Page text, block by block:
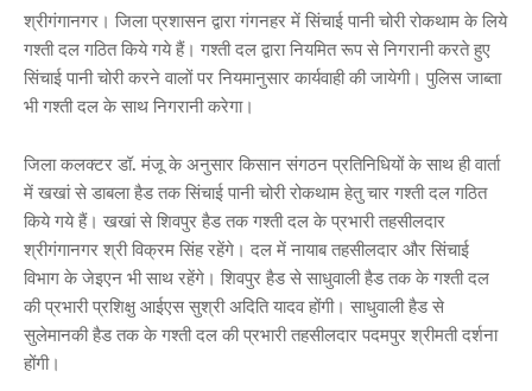
श्रीगंगानगर। जिला प्रशासन द्वारा गंगनहर में सिंचाई पानी चोरी रोकथाम के लिये
गश्ती दल गठित किये गये हैं। गश्ती दल द्वारा नियमित रूप से निगरानी करते हुए
सिंचाई पानी चोरी करने वालों पर नियमानुसार कार्यवाही की जायेगी। पुलिस जाब्ता
भी गश्ती दल के साथ निगरानी करेगा।
जिला कलक्टर डॉ. मंजू के अनुसार किसान संगठन प्रतिनिधियों के साथ ही वार्ता
में खखां से डाबला हैड तक सिंचाई पानी चोरी रोकथाम हेतु चार गश्ती दल गठित
किये गये हैं। खखां से शिवपुर हैड तक गश्ती दल के प्रभारी तहसीलदार
श्रीगंगानगर श्री विक्रम सिंह रहेंगे। दल में नायाब तहसीलदार और सिंचाई
विभाग के जेइएन भी साथ रहेंगे। शिवपुर हैड से साधुवाली हैड तक के गश्ती दल
की प्रभारी प्रशिक्षु आईएस सुश्री अदिति यादव होंगी। साधुवाली हैड से
सुलेमानकी हैड तक के गश्ती दल की प्रभारी तहसीलदार पदमपुर श्रीमती दर्शना
होंगी।